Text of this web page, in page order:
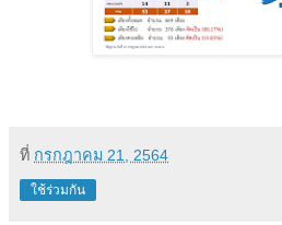
ที่ กรกฎาคม 21, 2564
ใช้ร่วมกัน